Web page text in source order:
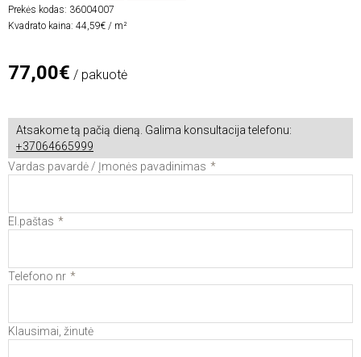
Prekės kodas: 36004007
Kvadrato kaina: 44,59€ / m²
77,00€ / pakuotė
Atsakome tą pačią dieną. Galima konsultacija telefonu:
+37064665999
Vardas pavardė / Įmonės pavadinimas
El.paštas
Telefono nr
Klausimai, žinutė